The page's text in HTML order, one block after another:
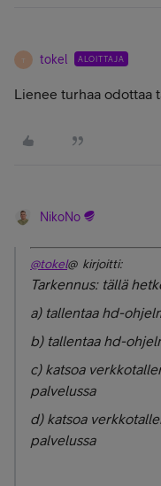
T tokel ALOITTAJA
Lienee turhaa odottaa
NikoNo
@tokel@ kirjoitti:
Tarkennus: tällä
a) tallentaa hd-
b) tallentaa hd-
c) katsoa
palvelussa
d) katsoa
palvelussa